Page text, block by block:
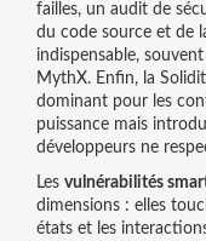
failles, un audit de
du code source et de
indispensable,
MythX. Enfin, la
dominant pour les
puissance mais
développeurs ne
Les vulnérabilités
dimensions : elles
états et les